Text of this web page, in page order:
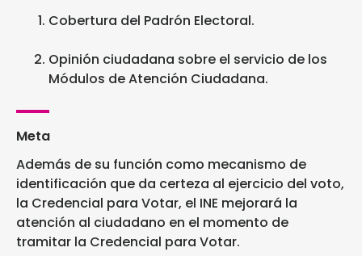
Cobertura del Padrón Electoral.
Opinión ciudadana sobre el servicio de los
Módulos de Atención Ciudadana.
Meta
Además de su función como mecanismo de
identificación que da certeza al ejercicio del voto,
la Credencial para Votar, el INE mejorará la
atención al ciudadano en el momento de
tramitar la Credencial para Votar.